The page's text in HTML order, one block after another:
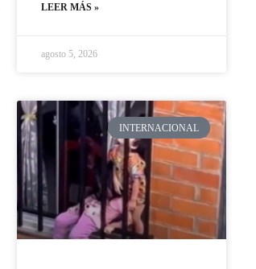
LEER MÁS »
agosto 5, 2026
INTERNACIONAL